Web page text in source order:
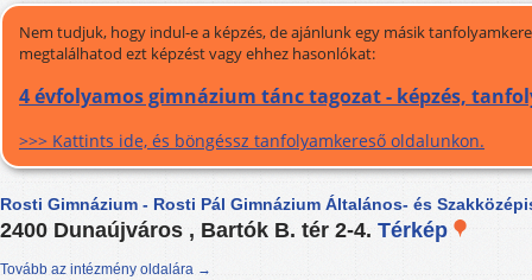
Nem tudjuk, hogy indul-e a képzés, de ajánlunk egy másik
megtalálhatod ezt képzést vagy ehhez hasonlókat:
4 évfolyamos gimnázium tánc tagozat - képzés,
>>> Kattints ide, és böngéssz tanfolyamkereső oldalunkon.
Rosti Gimnázium - Rosti Pál Gimnázium Általános- és
2400 Dunaújváros , Bartók B. tér 2-4. Térkép
Tovább az intézmény oldalára →